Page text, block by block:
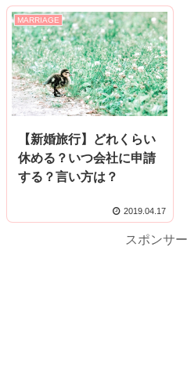
MARRIAGE
【新婚旅行】どれくらい
休める？いつ会社に申請
する？言い方は？
2019.04.17
スポンサ